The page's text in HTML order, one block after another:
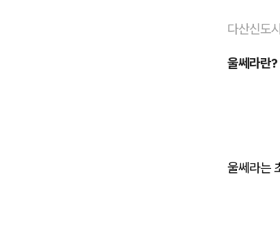
다산신도시
울쎄라란?
울쎄라는